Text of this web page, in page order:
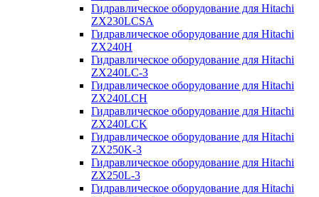
Гидравлическое оборудование для Hitachi
ZX230LCSA
Гидравлическое оборудование для Hitachi
ZX240H
Гидравлическое оборудование для Hitachi
ZX240LC-3
Гидравлическое оборудование для Hitachi
ZX240LCH
Гидравлическое оборудование для Hitachi
ZX240LCK
Гидравлическое оборудование для Hitachi
ZX250K-3
Гидравлическое оборудование для Hitachi
ZX250L-3
Гидравлическое оборудование для Hitachi